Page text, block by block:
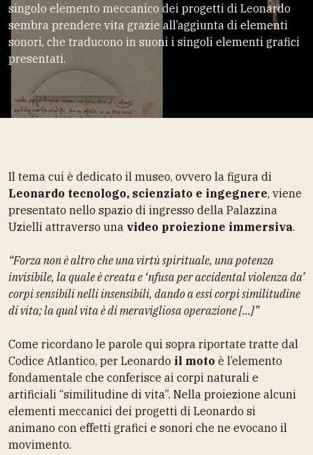
singolo elemento meccanico dei progetti di Leonardo
sembra prendere vita grazie all’aggiunta di elementi
sonori, che traducono in suoni i singoli elementi grafici
presentati.
Il tema cui è dedicato il museo, ovvero la figura di
Leonardo tecnologo, scienziato e ingegnere, viene
presentato nello spazio di ingresso della Palazzina
Uzielli attraverso una video proiezione immersiva.
“Forza non è altro che una virtù spirituale, una potenza
invisibile, la quale è creata e ‘nfusa per accidental violenza da’
corpi sensibili nelli insensibili, dando a essi corpi similitudine
di vita; la qual vita è di meravigliosa operazione […]”
Come ricordano le parole qui sopra riportate tratte dal
Codice Atlantico, per Leonardo il moto è l’elemento
fondamentale che conferisce ai corpi naturali e
artificiali “similitudine di vita”. Nella proiezione alcuni
elementi meccanici dei progetti di Leonardo si
animano con effetti grafici e sonori che ne evocano il
movimento.